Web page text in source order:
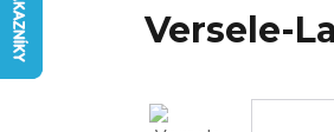
Versele-